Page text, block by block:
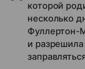
которой
несколько
Фуллертон-
и